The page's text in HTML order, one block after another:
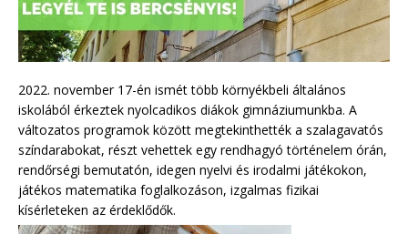
2022. november 17-én ismét több környékbeli általános
iskolából érkeztek nyolcadikos diákok gimnáziumunkba. A
változatos programok között megtekinthették a szalagavatós
színdarabokat, részt vehettek egy rendhagyó történelem órán,
rendőrségi bemutatón, idegen nyelvi és irodalmi játékokon,
játékos matematika foglalkozáson, izgalmas fizikai
kísérleteken az érdeklődők.